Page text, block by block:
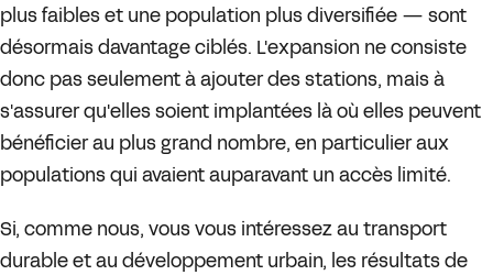
plus faibles et une population plus diversifiée — sont
désormais davantage ciblés. L'expansion ne consiste
donc pas seulement à ajouter des stations, mais à
s'assurer qu'elles soient implantées là où elles peuvent
bénéficier au plus grand nombre, en particulier aux
populations qui avaient auparavant un accès limité.
Si, comme nous, vous vous intéressez au transport
durable et au développement urbain, les résultats de